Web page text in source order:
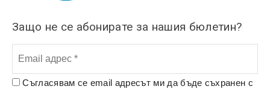
Защо не се абонирате за нашия бюлетин?
Съгласявам се email адресът ми да бъде съхранен с